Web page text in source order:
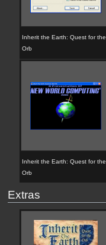
Inherit the Earth: Quest for the
Orb
Inherit the Earth: Quest for the
Orb
Extras